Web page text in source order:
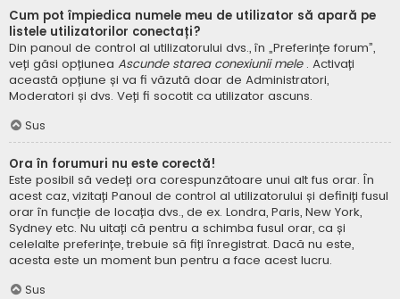
Cum pot împiedica numele meu de utilizator să apară pe
listele utilizatorilor conectați?
Din panoul de control al utilizatorului dvs., în „Preferințe forum”,
veți găsi opțiunea Ascunde starea conexiunii mele . Activați
această opțiune și va fi văzută doar de Administratori,
Moderatori și dvs. Veți fi socotit ca utilizator ascuns.
Sus
Ora în forumuri nu este corectă!
Este posibil să vedeți ora corespunzătoare unui alt fus orar. În
acest caz, vizitați Panoul de control al utilizatorului și definiți fusul
orar în funcție de locația dvs., de ex. Londra, Paris, New York,
Sydney etc. Nu uitați că pentru a schimba fusul orar, ca și
celelalte preferințe, trebuie să fiți înregistrat. Dacă nu este,
acesta este un moment bun pentru a face acest lucru.
Sus